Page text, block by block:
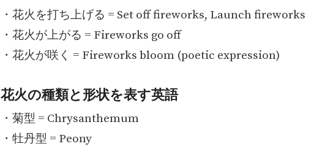
・花火を打ち上げる = Set off fireworks, Launch fireworks
・花火が上がる = Fireworks go off
・花火が咲く = Fireworks bloom (poetic expression)
花火の種類と形状を表す英語
・菊型 = Chrysanthemum
・牡丹型 = Peony